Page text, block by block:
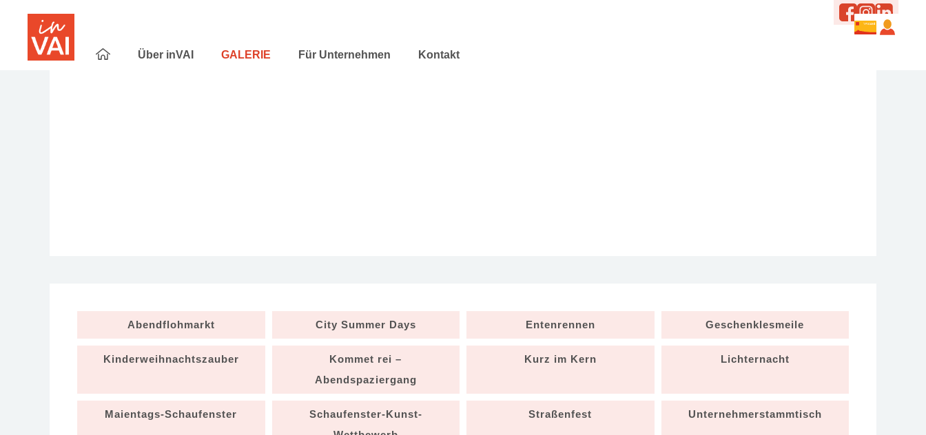
Über inVAI GALERIE Für Unternehmen Kontakt
Abendflohmarkt City Summer Days Entenrennen Geschenklesmeile
Kinderweihnachtszauber
Kommet rei –
Abendspaziergang
Kurz im Kern Lichternacht
Maientags-Schaufenster
Schaufenster-Kunst-
Straßenfest Unternehmerstammtisch